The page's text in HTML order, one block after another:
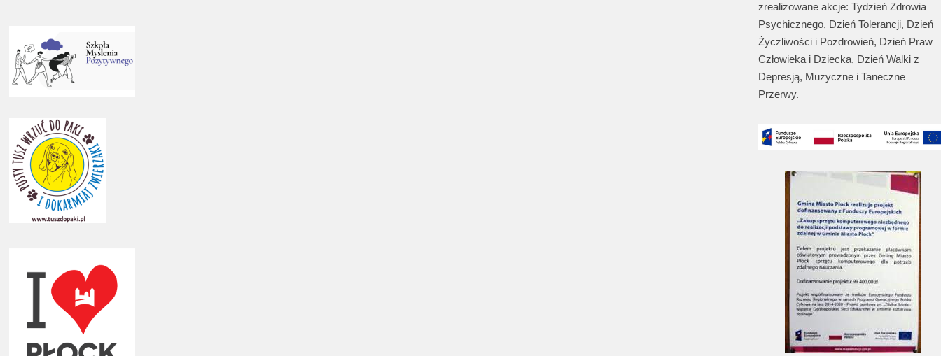
zrealizowane akcje: Tydzień Zdrowia
Psychicznego, Dzień Tolerancji, Dzień
Życzliwości i Pozdrowień, Dzień Praw
Człowieka i Dziecka, Dzień Walki z
Depresją, Muzyczne i Taneczne
Przerwy.